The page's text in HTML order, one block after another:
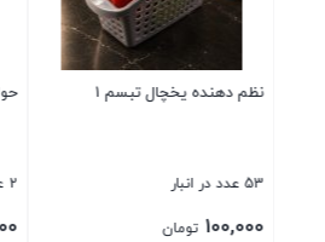
حوله استخری میکروفایبر طرحدار
2 عدد در انبار
200,000 تومان